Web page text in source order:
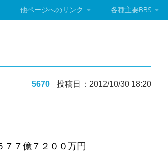
他ページへのリンク 各種主要BBS
5670 投稿日：2012/10/30 18:20
７７億７２００万円